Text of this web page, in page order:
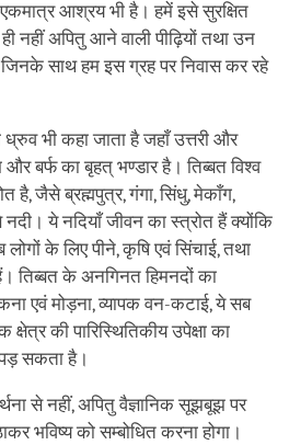
एकमात्र आश्रय भी है। हमें इसे सुरक्षित
नहीं अपितु आने वाली पीढ़ियों तथा उन
साथ हम इस ग्रह पर निवास कर रहे
ध्रुव भी कहा जाता है जहाँ उत्तरी और
और बर्फ का बृहत् भण्डार है। तिब्बत विश्व
है, जैसे ब्रह्मपुत्र, गंगा, सिंधु, मेकाँग,
नदी। ये नदियाँ जीवन का स्त्रोत हैं क्योंकि
के लिए पीने, कृषि एवं सिंचाई, तथा
तिब्बत के अनगिनत हिमनदों का
एवं मोड़ना, व्यापक वन-कटाई, ये सब
की पारिस्थितिकीय उपेक्षा का
पड़ सकता है।
से नहीं, अपितु वैज्ञानिक सूझबूझ पर
भविष्य को सम्बोधित करना होगा।